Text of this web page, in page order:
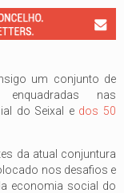
um conjunto de
nas
do Seixal e dos 50
da atual conjuntura
nos desafios e
economia social do